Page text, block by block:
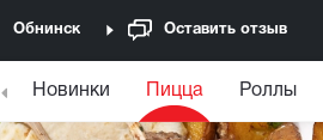
Обнинск Оставить отзыв
Новинки Пицца Роллы